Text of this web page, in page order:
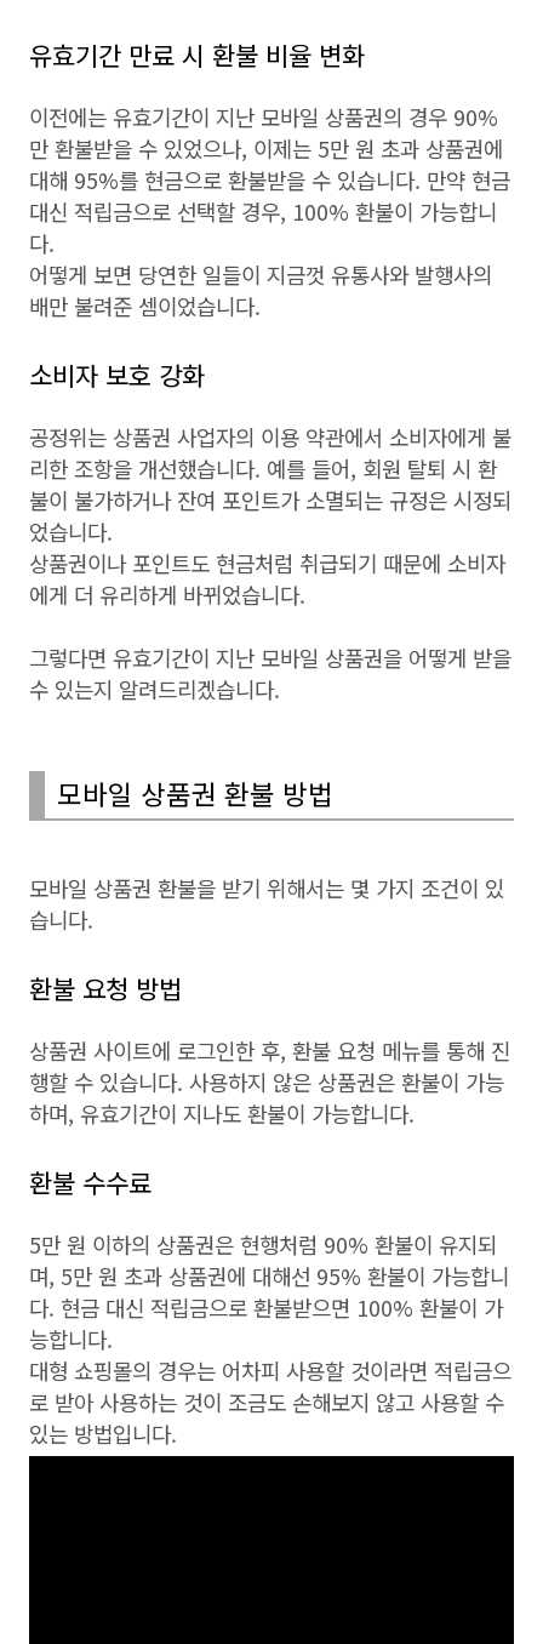
유효기간 만료 시 환불 비율 변화
이전에는 유효기간이 지난 모바일 상품권의 경우 90%
만 환불받을 수 있었으나, 이제는 5만 원 초과 상품권에
대해 95%를 현금으로 환불받을 수 있습니다. 만약 현금
대신 적립금으로 선택할 경우, 100% 환불이 가능합니
다.
어떻게 보면 당연한 일들이 지금껏 유통사와 발행사의
배만 불려준 셈이었습니다.
소비자 보호 강화
공정위는 상품권 사업자의 이용 약관에서 소비자에게 불
리한 조항을 개선했습니다. 예를 들어, 회원 탈퇴 시 환
불이 불가하거나 잔여 포인트가 소멸되는 규정은 시정되
었습니다.
상품권이나 포인트도 현금처럼 취급되기 때문에 소비자
에게 더 유리하게 바뀌었습니다.
그렇다면 유효기간이 지난 모바일 상품권을 어떻게 받을
수 있는지 알려드리겠습니다.
모바일 상품권 환불 방법
모바일 상품권 환불을 받기 위해서는 몇 가지 조건이 있
습니다.
환불 요청 방법
상품권 사이트에 로그인한 후, 환불 요청 메뉴를 통해 진
행할 수 있습니다. 사용하지 않은 상품권은 환불이 가능
하며, 유효기간이 지나도 환불이 가능합니다.
환불 수수료
5만 원 이하의 상품권은 현행처럼 90% 환불이 유지되
며, 5만 원 초과 상품권에 대해선 95% 환불이 가능합니
다. 현금 대신 적립금으로 환불받으면 100% 환불이 가
능합니다.
대형 쇼핑몰의 경우는 어차피 사용할 것이라면 적립금으
로 받아 사용하는 것이 조금도 손해보지 않고 사용할 수
있는 방법입니다.